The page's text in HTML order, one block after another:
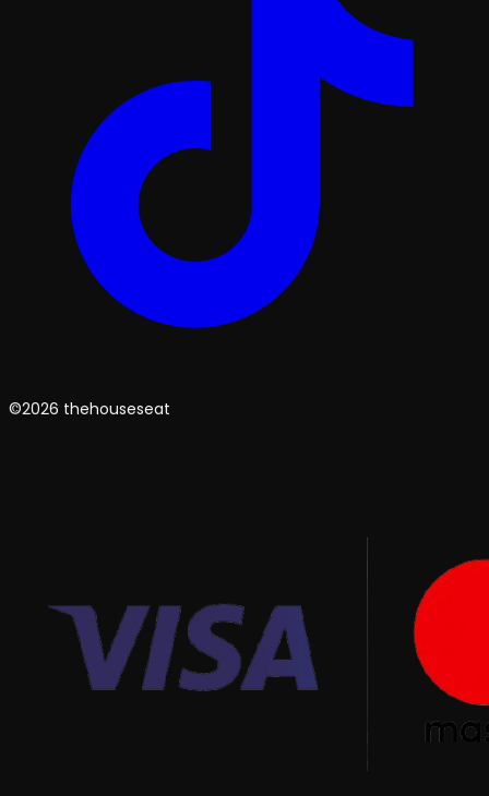
©2026 thehouseseat